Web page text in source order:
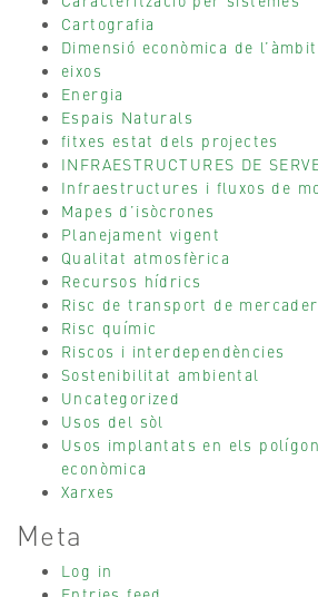
Cartografia
Dimensió econòmica de l’àmbit
eixos
Energia
Espais Naturals
fitxes estat dels projectes
INFRAESTRUCTURES DE
Infraestructures i fluxos de
Mapes d’isòcrones
Planejament vigent
Qualitat atmosfèrica
Recursos hídrics
Risc de transport de
Risc químic
Riscos i interdependències
Sostenibilitat ambiental
Uncategorized
Usos del sòl
Usos implantats en els
econòmica
Xarxes
Meta
Log in